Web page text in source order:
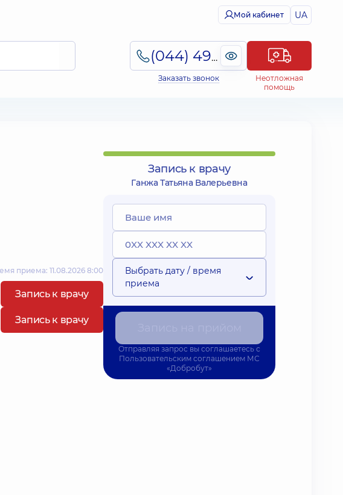
Мой кабинет UA
(044) 495-2-888
Заказать звонок
Неотложная
помощь
приема: 11.08.2026 8:00
Запись к врачу
Запись к врачу
Запись к врачу
Ганжа Татьяна Валерьевна
Выбрать дату / время
приема
Отправляя запрос вы соглашаетесь с
Пользовательским соглашением МС
«Добробут»